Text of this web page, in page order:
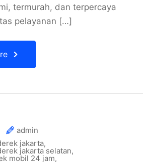
termurah, dan terpercaya
pelayanan […]
admin
jakarta,
jakarta selatan,
mobil 24 jam,